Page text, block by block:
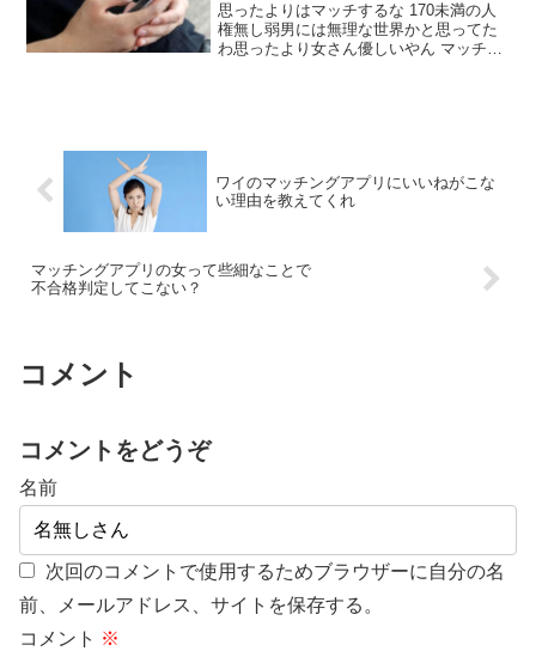
思ったよりはマッチするな 170未満の人
権無し弱男には無理な世界かと思ってた
わ思ったより女さん優しいやん マッチし
ワイのマッチングアプリにいいねがこな
い理由を教えてくれ
マッチングアプリの女って些細なことで
不合格判定してこない？
コメント
コメントをどうぞ
名前
次回のコメントで使用するためブラウザーに自分の名
前、メールアドレス、サイトを保存する。
コメント ※